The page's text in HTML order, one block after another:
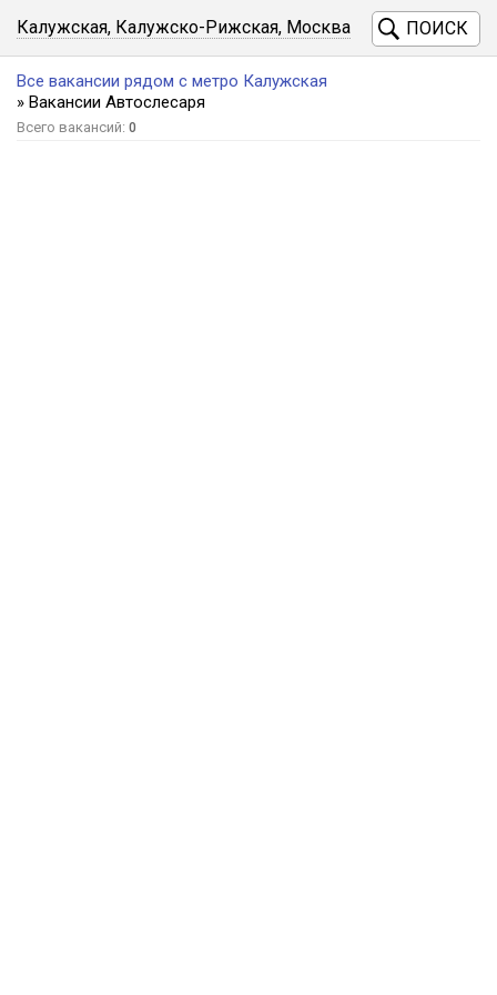
Калужская, Калужско-Рижская, Москва ПОИСК
Все вакансии рядом с метро Калужская
» Вакансии Автослесаря
Всего вакансий: 0